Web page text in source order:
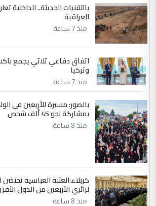
سردار
التعليق : واحد من عصابة علي ماما
جنسية الرافد الثالث للعراق ومن
ابا فرات ...
الموضوع :
الجواهري يرد على صدام
مضجعيك يابن الزنا (نص كامل)
بالتقنيات الحديثة.. الداخلية
العراقية
منذ 7 ساعة
اتفاق دفاعي ثلاثي يجمع
وتركيا
منذ 7 ساعة
بالصور: مسيرة للأربعين في
بمشاركة نحو 45 ألف شخص
منذ 8 ساعة
كربلاء:العتبة العباسية
لزائري الأربعين من الدول
منذ 8 ساعة